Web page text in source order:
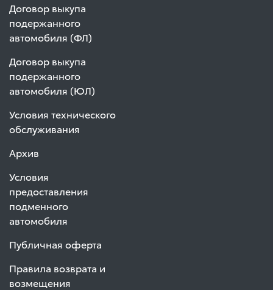
Договор выкупа
подержанного
автомобиля (ФЛ)
Договор выкупа
подержанного
автомобиля (ЮЛ)
Условия технического
обслуживания
Архив
Условия
предоставления
подменного
автомобиля
Публичная оферта
Правила возврата и
возмещения